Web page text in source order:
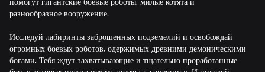
разнообразное вооружение.
Исследуй лабиринты заброшенных подземелий и освобождай
огромных боевых роботов, одержимых древними демоническими
богами. Тебя ждут захватывающие и тщательно проработанные